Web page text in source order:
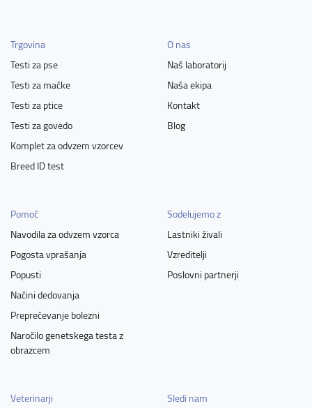
Trgovina
Testi za pse
Testi za mačke
Testi za ptice
Testi za govedo
Komplet za odvzem vzorcev
Breed ID test
O nas
Naš laboratorij
Naša ekipa
Kontakt
Blog
Pomoč
Navodila za odvzem vzorca
Pogosta vprašanja
Popusti
Načini dedovanja
Preprečevanje bolezni
Naročilo genetskega testa z
obrazcem
Sodelujemo z
Lastniki živali
Vzreditelji
Poslovni partnerji
Veterinarji
Sledi nam